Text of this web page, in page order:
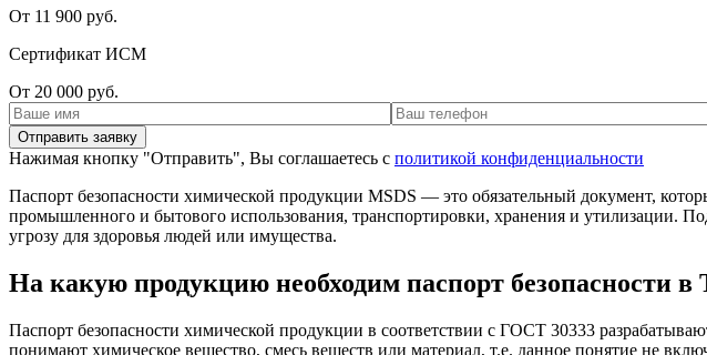
От 11 900 руб.
Сертификат ИСМ
От 20 000 руб.
Нажимая кнопку "Отправить", Вы соглашаетесь с политикой конфиденциальности
Паспорт безопасности химической продукции MSDS — это обязательный документ,
промышленного и бытового использования, транспортировки, хранения и утилизации.
угрозу для здоровья людей или имущества.
На какую продукцию необходим паспорт безопасности
Паспорт безопасности химической продукции в соответствии с ГОСТ 30333
понимают химическое вещество, смесь веществ или материал, т.е. данное понятие не